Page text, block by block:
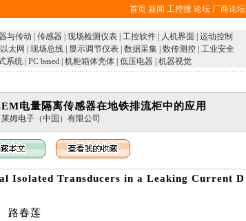
首页 新闻 工控搜 论坛 厂商论坛
与传动 传感器 现场检测仪表 工控软件 人机界面 运动控制
太网 现场总线 显示调节仪表 数据采集 数传测控 工业安全
系统 PC based 机柜箱体壳体 低压电器 机器视觉
电量隔离传感器在地铁排流柜中的应用
莱姆电子（中国）有限公司
Isolated Transducers in a Leaking Current D
莲